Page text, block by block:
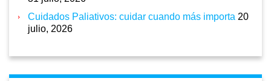
Cuidados Paliativos: cuidar cuando más importa 20
julio, 2026